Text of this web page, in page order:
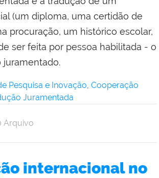
(um diploma, uma certidão de
procuração, um histórico escolar,
ser feita por pessoa habilitada - o
Pesquisa e Inovação, Cooperação
Juramentada
Arquivo
internacional no